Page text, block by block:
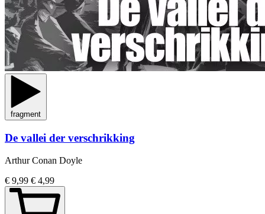
fragment
De vallei der verschrikking
Arthur Conan Doyle
€ 9,99 € 4,99